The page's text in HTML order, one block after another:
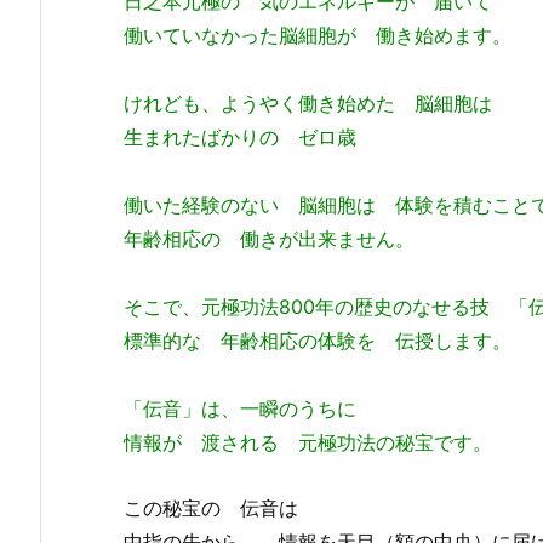
働いていなかった脳細胞が 働き始めます。
けれども、ようやく働き始めた 脳細胞は
生まれたばかりの ゼロ歳
働いた経験のない 脳細胞は 体験を積むこと
年齢相応の 働きが出来ません。
そこで、元極功法800年の歴史のなせる技 「
標準的な 年齢相応の体験を 伝授します。
「伝音」は、一瞬のうちに
情報が 渡される 元極功法の秘宝です。
この秘宝の 伝音は